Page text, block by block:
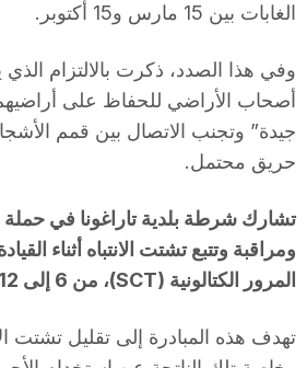
الغابات بين 15 مارس و15 أكتوبر.
وفي هذا الصدد، ذكرت بالالتزام
أصحاب الأراضي للحفاظ على
جيدة” وتجنب الاتصال بين قمم
حريق محتمل.
تشارك شرطة بلدية تاراغونا في حملة
ومراقبة وتتبع تشتت الانتباه أثناء
المرور الكتالونية (SCT)، من 6 إلى 12 أبريل.
تهدف هذه المبادرة إلى تقليل تشتت